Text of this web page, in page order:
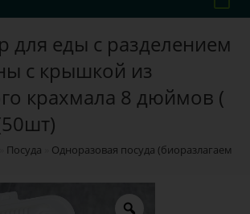
с крышкой из
крахмала 8 дюймов (
Посуда Одноразовая посуда (биоразлагаемая)